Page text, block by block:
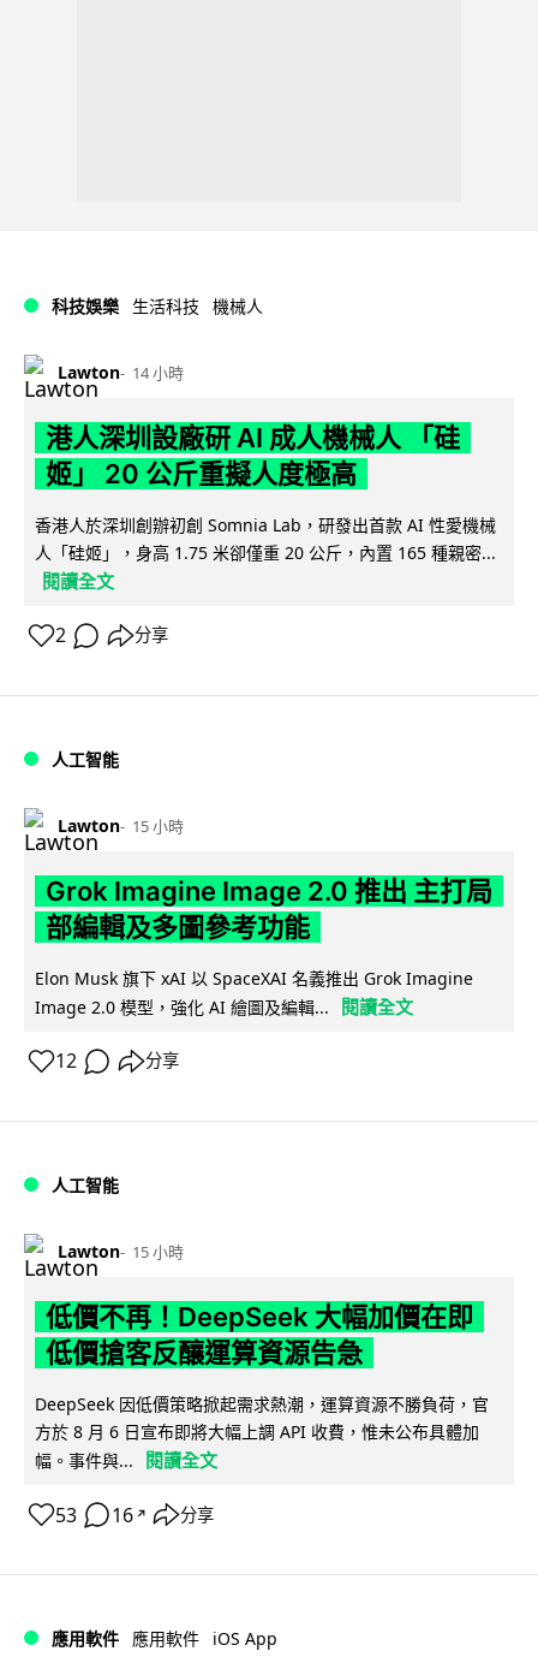
科技娛樂 生活科技 機械人
Lawton 14 小時
港人深圳設廠研 AI 成人機械人 「硅
姬」 20 公斤重擬人度極高
香港人於深圳創辦初創 Somnia Lab，研發出首款 AI 性愛機械
人「硅姬」，身高 1.75 米卻僅重 20 公斤，內置 165 種親密...
閱讀全文
2 分享
人工智能
Lawton 15 小時
Grok Imagine Image 2.0 推出 主打局
部編輯及多圖參考功能
Elon Musk 旗下 xAI 以 SpaceXAI 名義推出 Grok Imagine
Image 2.0 模型，強化 AI 繪圖及編輯...
閱讀全文
12 分享
人工智能
Lawton 15 小時
低價不再！DeepSeek 大幅加價在即
低價搶客反釀運算資源告急
DeepSeek 因低價策略掀起需求熱潮，運算資源不勝負荷，官
方於 8 月 6 日宣布即將大幅上調 API 收費，惟未公布具體加
幅。事件與...
閱讀全文
53 16 ↗ 分享
應用軟件 應用軟件 iOS App